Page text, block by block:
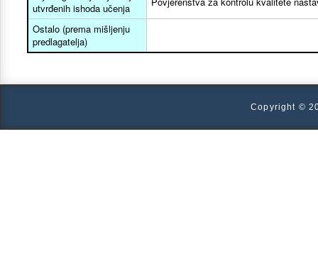
utvrđenih ishoda učenja
Ostalo (prema mišljenju
predlagatelja)
Copyright ©